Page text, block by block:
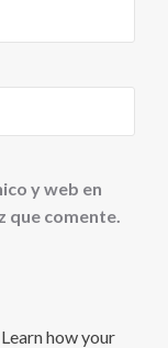
y web en
que comente.
Learn how your